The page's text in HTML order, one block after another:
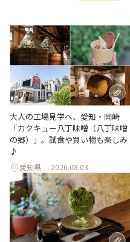
大人の工場見学へ、愛知・岡崎
「カクキュー八丁味噌（八丁味噌
の郷）」。試食や買い物も楽しみ
♪
愛知県 2026.08.03